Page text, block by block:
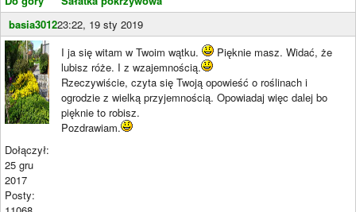
basia301223:22, 19 sty 2019
Dołączył:
25 gru
2017
Posty:
I ja się witam w Twoim wątku.
Pięknie masz. Widać, że
lubisz róże. I z wzajemnością.
Rzeczywiście, czyta się Twoją opowieść o roślinach i
ogrodzie z wielką przyjemnością. Opowiadaj więc dalej bo
pięknie to robisz.
Pozdrawiam.